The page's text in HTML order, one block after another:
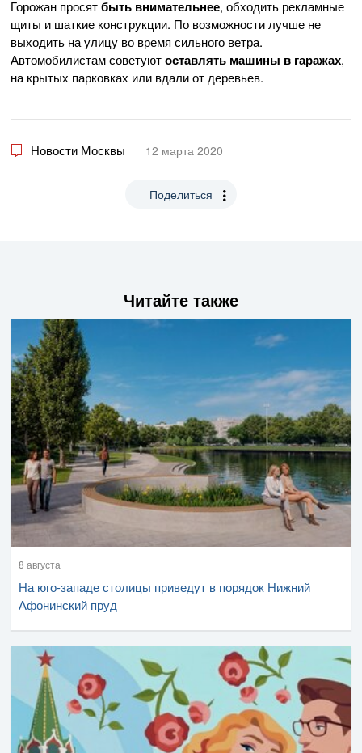
Горожан просятбыть внимательнее, обходить рекламные
щиты и шаткие конструкции. По возможности лучше не
выходить на улицу во время сильного ветра.
Автомобилистам советуютоставлять машины в гаражах,
на крытых парковках или вдали от деревьев.
Новости Москвы 12 марта 2020
Поделиться
Читайте также
8 августа
На юго-западе столицы приведут в порядок Нижний
Афонинский пруд